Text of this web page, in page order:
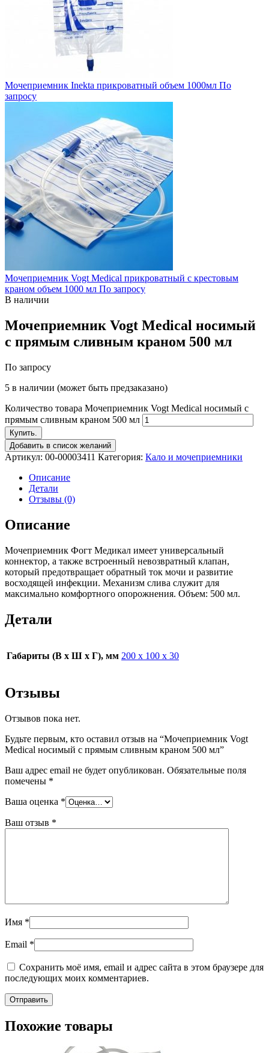
Мочеприемник Inekta прикроватный объем 1000мл По
запросу
Мочеприемник Vogt Medical прикроватный с крестовым
краном объем 1000 мл По запросу
В наличии
Мочеприемник Vogt Medical носимый
с прямым сливным краном 500 мл
По запросу
5 в наличии (может быть предзаказано)
Количество товара Мочеприемник Vogt Medical носимый с
прямым сливным краном 500 мл
Купить.
Добавить в список желаний
Артикул: 00-00003411 Категория: Кало и мочеприемники
Описание
Детали
Отзывы (0)
Описание
Мочеприемник Фогт Медикал имеет универсальный
коннектор, а также встроенный невозвратный клапан,
который предотвращает обратный ток мочи и развитие
восходящей инфекции. Механизм слива служит для
максимально комфортного опорожнения. Объем: 500 мл.
Детали
Габариты (В х Ш х Г), мм 200 х 100 х 30
Отзывы
Отзывов пока нет.
Будьте первым, кто оставил отзыв на “Мочеприемник Vogt
Medical носимый с прямым сливным краном 500 мл”
Ваш адрес email не будет опубликован. Обязательные поля
помечены *
Ваша оценка *
Ваш отзыв *
Имя *
Email *
Сохранить моё имя, email и адрес сайта в этом браузере для
последующих моих комментариев.
Похожие товары